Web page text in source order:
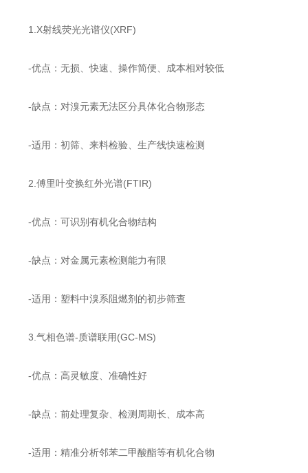
1.X射线荧光光谱仪(XRF)
-优点：无损、快速、操作简便、成本相对较低
-缺点：对溴元素无法区分具体化合物形态
-适用：初筛、来料检验、生产线快速检测
2.傅里叶变换红外光谱(FTIR)
-优点：可识别有机化合物结构
-缺点：对金属元素检测能力有限
-适用：塑料中溴系阻燃剂的初步筛查
3.气相色谱-质谱联用(GC-MS)
-优点：高灵敏度、准确性好
-缺点：前处理复杂、检测周期长、成本高
-适用：精准分析邻苯二甲酸酯等有机化合物